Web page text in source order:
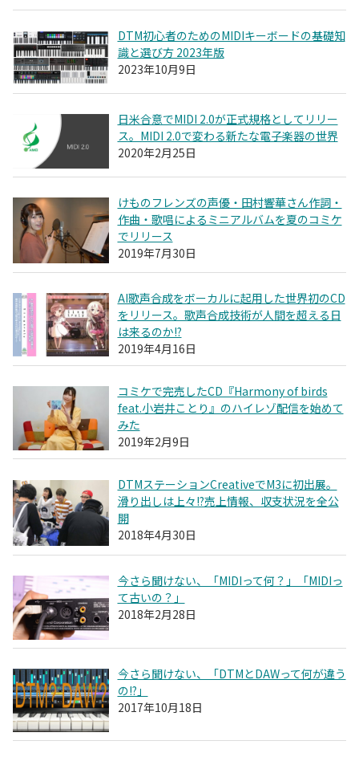
DTM初心者のためのMIDIキーボードの基礎知
識と選び方 2023年版
2023年10月9日
日米合意でMIDI 2.0が正式規格としてリリー
ス。MIDI 2.0で変わる新たな電子楽器の世界
2020年2月25日
けものフレンズの声優・田村響華さん作詞・
作曲・歌唱によるミニアルバムを夏のコミケ
でリリース
2019年7月30日
AI歌声合成をボーカルに起用した世界初のCD
をリリース。歌声合成技術が人間を超える日
は来るのか!?
2019年4月16日
コミケで完売したCD『Harmony of birds
feat.小岩井ことり』のハイレゾ配信を始めて
みた
2019年2月9日
DTMステーションCreativeでM3に初出展。
滑り出しは上々!?売上情報、収支状況を全公
開
2018年4月30日
今さら聞けない、「MIDIって何？」「MIDIっ
て古いの？」
2018年2月28日
今さら聞けない、「DTMとDAWって何が違う
の!?」
2017年10月18日